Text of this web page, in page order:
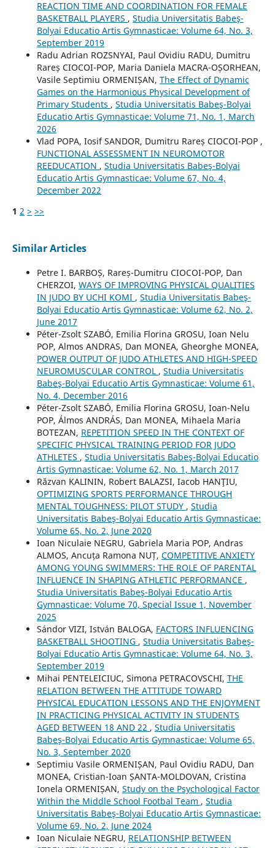
REACTION TIME AND COORDINATION FOR FEMALE
BASKETBALL PLAYERS , Studia Universitatis Babeş-
Bolyai Educatio Artis Gymnasticae: Volume 64, No. 3,
September 2019
Radu Adrian ROZSNYAI, Paul Ovidiu RADU, Dumitru
Rareș CIOCOI-POP, Maria Daniela MACRA-OȘORHEAN,
Vasile Septimiu ORMENIȘAN, The Effect of Dynamic
Games on the Harmonious Physical Development of
Primary Students , Studia Universitatis Babeş-Bolyai
Educatio Artis Gymnasticae: Volume 71, No. 1, March
2026
Vlad POPA, Iosif SANDOR, Dumitru Rareș CIOCOI-POP ,
FUNCTIONAL ASSESSMENT IN NEUROMOTOR
REEDUCATION , Studia Universitatis Babeş-Bolyai
Educatio Artis Gymnasticae: Volume 67, No. 4,
December 2022
1 2 > >>
Similar Articles
Petre I. BARBOȘ, Rareș-Dumitru CIOCOI-POP, Dan
CHERZOI, WAYS OF IMPROVING PHYSICAL QUALITIES
IN JUDO BY UCHI KOMI , Studia Universitatis Babeş-
Bolyai Educatio Artis Gymnasticae: Volume 62, No. 2,
June 2017
Péter-Zsolt SZABÓ, Emilia Florina GROSU, Ioan Nelu
POP, Almos ANDRAS, Dan MONEA, Gheorghe MONEA,
POWER OUTPUT OF JUDO ATHLETES AND HIGH-SPEED
NEUROMUSCULAR CONTROL , Studia Universitatis
Babeş-Bolyai Educatio Artis Gymnasticae: Volume 61,
No. 4, December 2016
Péter-Zsolt SZABÓ, Emilia Florina GROSU, Ioan-Nelu
POP, Álmos ANDRÁS, Dan MONEA, Mihaela Maria
BOTEZAN, REPETITION SPEED IN THE CONTEXT OF
SPECIFIC PHYSICAL TRAINING PERIOD FOR JUDO
ATHLETES , Studia Universitatis Babeş-Bolyai Educatio
Artis Gymnasticae: Volume 62, No. 1, March 2017
Răzvan KALININ, Robert BALAZSI, Iacob HANŢIU,
OPTIMIZING SPORTS PERFORMANCE THROUGH
MENTAL TOUGHNESS: PILOT STUDY , Studia
Universitatis Babeş-Bolyai Educatio Artis Gymnasticae:
Volume 65, No. 2, June 2020
Ioan Niculaie NEGRU, Gabriela Maria POP, Andras
ALMOS, Ancuța Ramona NUȚ, COMPETITIVE ANXIETY
AMONG YOUNG SWIMMERS: THE ROLE OF PARENTAL
INFLUENCE IN SHAPING ATHLETIC PERFORMANCE ,
Studia Universitatis Babeş-Bolyai Educatio Artis
Gymnasticae: Volume 70, Special Issue 1, November
2025
Sándor VIZI, István BALOGA, FACTORS INFLUENCING
BASKETBALL SHOOTING , Studia Universitatis Babeş-
Bolyai Educatio Artis Gymnasticae: Volume 64, No. 3,
September 2019
Mihai PENTELEICIUC, Simona PETRACOVSCHI, THE
RELATION BETWEEN THE ATTITUDE TOWARD
PHYSICAL EDUCATION LESSONS AND THE ENJOYMENT
IN PRACTICING PHYSICAL ACTIVITY IN STUDENTS
AGED BETWEEN 18 AND 22 , Studia Universitatis
Babeş-Bolyai Educatio Artis Gymnasticae: Volume 65,
No. 3, September 2020
Septimiu Vasile ORMENIȘAN, Paul Ovidiu RADU, Dan
MONEA, Cristian-Ioan ȘANTA-MOLDOVAN, Cristina
Ionela ORMENIȘAN, Study on the Psychological Factor
Within the Middle School Footbal Team , Studia
Universitatis Babeş-Bolyai Educatio Artis Gymnasticae:
Volume 69, No. 2, June 2024
Ioan Niculaie NEGRU, RELATIONSHIP BETWEEN